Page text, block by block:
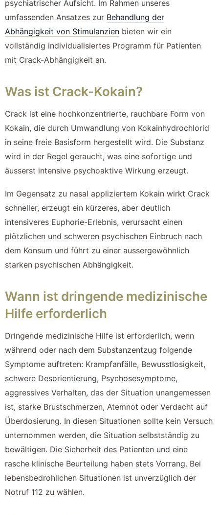
psychiatrischer Aufsicht. Im Rahmen unseres
umfassenden Ansatzes zur Behandlung der
Abhängigkeit von Stimulanzien bieten wir ein
vollständig individualisiertes Programm für Patienten
mit Crack-Abhängigkeit an.
Was ist Crack-Kokain?
Crack ist eine hochkonzentrierte, rauchbare Form von
Kokain, die durch Umwandlung von Kokainhydrochlorid
in seine freie Basisform hergestellt wird. Die Substanz
wird in der Regel geraucht, was eine sofortige und
äusserst intensive psychoaktive Wirkung erzeugt.
Im Gegensatz zu nasal appliziertem Kokain wirkt Crack
schneller, erzeugt ein kürzeres, aber deutlich
intensiveres Euphorie-Erlebnis, verursacht einen
plötzlichen und schweren psychischen Einbruch nach
dem Konsum und führt zu einer aussergewöhnlich
starken psychischen Abhängigkeit.
Wann ist dringende medizinische
Hilfe erforderlich
Dringende medizinische Hilfe ist erforderlich, wenn
während oder nach dem Substanzentzug folgende
Symptome auftreten: Krampfanfälle, Bewusstlosigkeit,
schwere Desorientierung, Psychosesymptome,
aggressives Verhalten, das der Situation unangemessen
ist, starke Brustschmerzen, Atemnot oder Verdacht auf
Überdosierung. In diesen Situationen sollte kein Versuch
unternommen werden, die Situation selbstständig zu
bewältigen. Die Sicherheit des Patienten und eine
rasche klinische Beurteilung haben stets Vorrang. Bei
lebensbedrohlichen Situationen ist unverzüglich der
Notruf 112 zu wählen.